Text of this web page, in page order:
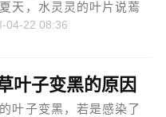
天，水灵灵的叶片说蔫
了吧唧，看上去马上要
04-22 08:36
叶子变黑的原因
叶子变黑，若是感染了